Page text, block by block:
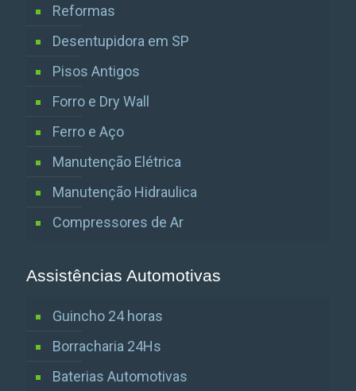
Reformas
Desentupidora em SP
Pisos Antigos
Forro e Dry Wall
Ferro e Aço
Manutenção Elétrica
Manutenção Hidraulica
Compressores de Ar
Assistências Automotivas
Guincho 24 horas
Borracharia 24Hs
Baterias Automotivas